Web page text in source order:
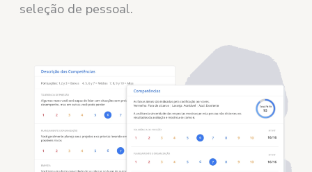
seleção de pessoal.